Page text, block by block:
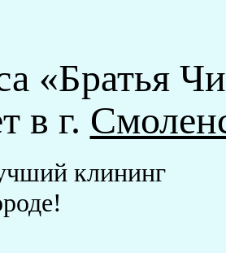
«Братья
в г.
клининг
клинеры - русские девушки, в
в нашем обучающем центре, а
компании "Братья Чистовы".
и химический средств,